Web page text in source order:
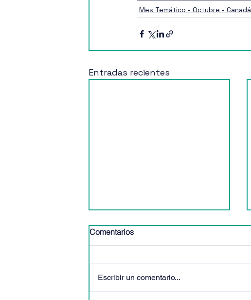
Mes Temático - Octubre - Canadá
Entradas recientes
Comentarios
Escribir un comentario...